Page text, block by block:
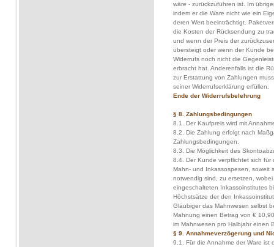
wäre - zurückzuführen ist. Im
indem er die Ware nicht wie ein
deren Wert beeinträchtigt.
die Kosten der Rücksendung zu
und wenn der Preis der
übersteigt oder wenn der Kunde
Widerrufs noch nicht die
erbracht hat. Anderenfalls ist die
zur Erstattung von Zahlungen
seiner Widerrufserklärung erfüllen.
Ende der Widerrufsbelehrung
§ 8. Zahlungsbedingungen
8.1. Der Kaufpreis wird mit
8.2. Die Zahlung erfolgt nach
Zahlungsbedingungen.
8.3. Die Möglichkeit des
8.4. Der Kunde verpflichtet sich
Mahn- und Inkassospesen, soweit
notwendig sind, zu ersetzen,
eingeschalteten Inkassoinstitutes
Höchstsätze der den
Gläubiger das Mahnwesen selbst
Mahnung einen Betrag von €
im Mahnwesen pro Halbjahr einen
§ 9. Annahmeverzögerung und
9.1. Für die Annahme der Ware ist